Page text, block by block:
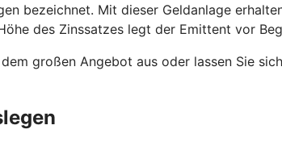
bezeichnet. Mit dieser Geldanlage
des Zinssatzes legt der Emittent vor
großen Angebot aus oder lassen Sie